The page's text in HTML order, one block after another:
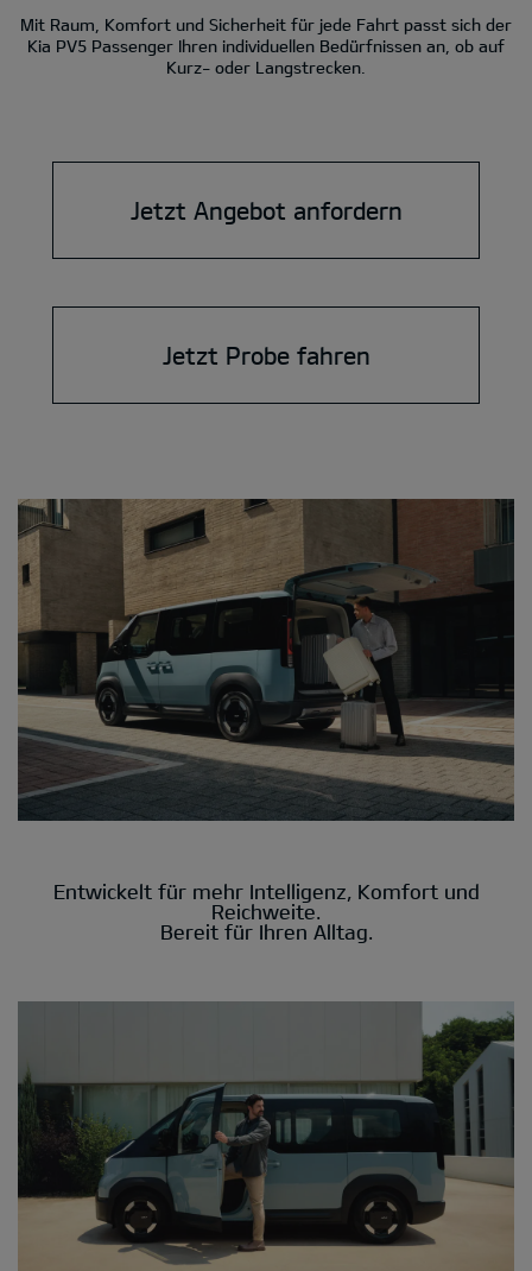
Mit Raum, Komfort und Sicherheit für jede Fahrt passt sich der
Kia PV5 Passenger Ihren individuellen Bedürfnissen an, ob auf
Kurz- oder Langstrecken.
Jetzt Angebot anfordern
Jetzt Probe fahren
Entwickelt für mehr Intelligenz, Komfort und
Reichweite.
Bereit für Ihren Alltag.